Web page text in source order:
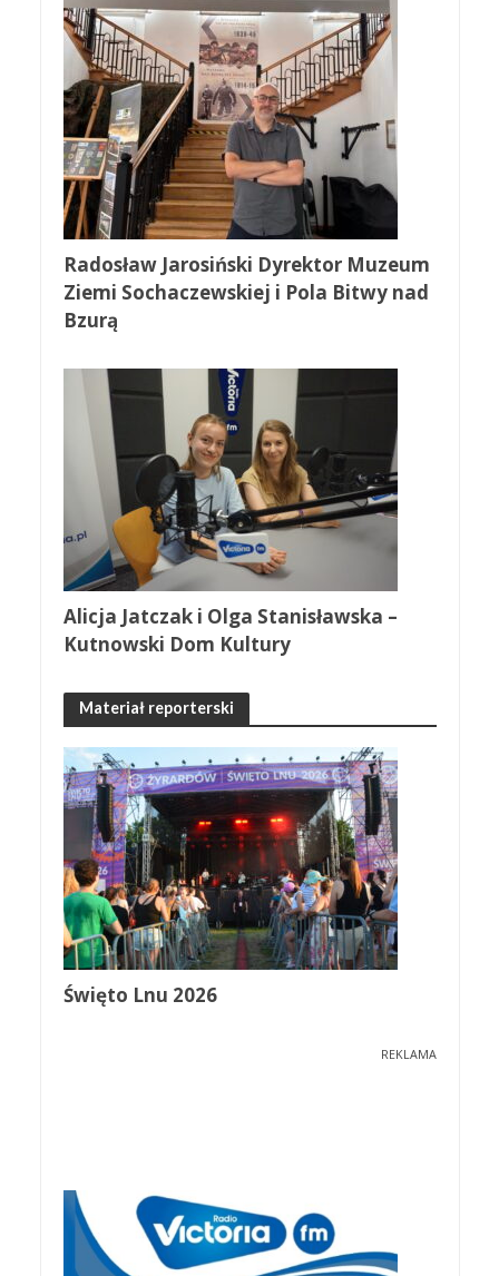
Radosław Jarosiński Dyrektor Muzeum
Ziemi Sochaczewskiej i Pola Bitwy nad
Bzurą
Alicja Jatczak i Olga Stanisławska –
Kutnowski Dom Kultury
Materiał reporterski
Święto Lnu 2026
REKLAMA